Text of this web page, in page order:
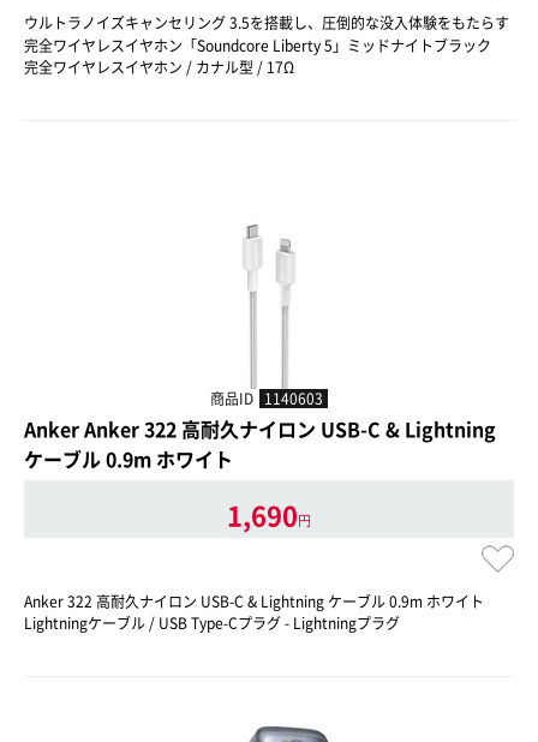
ウルトラノイズキャンセリング 3.5を搭載し、圧倒的な没入体験をもたらす
完全ワイヤレスイヤホン「Soundcore Liberty 5」ミッドナイトブラック
完全ワイヤレスイヤホン / カナル型 / 17Ω
商品ID 1140603
Anker Anker 322 高耐久ナイロン USB-C & Lightning
ケーブル 0.9m ホワイト
1,690円
Anker 322 高耐久ナイロン USB-C & Lightning ケーブル 0.9m ホワイト
Lightningケーブル / USB Type-Cプラグ - Lightningプラグ